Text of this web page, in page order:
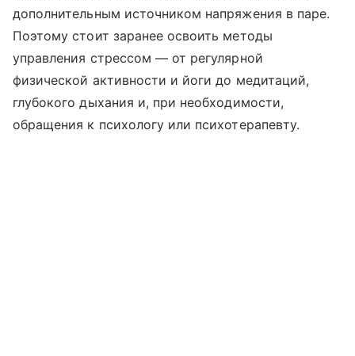
дополнительным источником напряжения в паре.
Поэтому стоит заранее освоить методы
управления стрессом — от регулярной
физической активности и йоги до медитаций,
глубокого дыхания и, при необходимости,
обращения к психологу или психотерапевту.